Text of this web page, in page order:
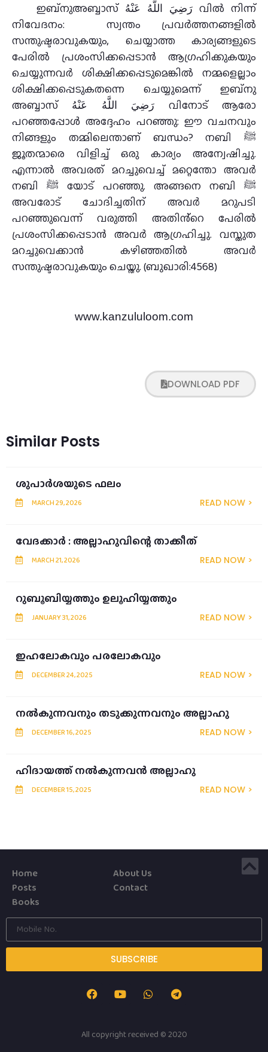
ഇബ്നുഅബ്ബാസ് رَضِيَ اللَّهُ عَنْهُ വിൽ നിന്ന്
നിവേദനം: സ്വന്തം പ്രവർത്തനങ്ങളിൽ
സന്തുഷ്ടരാവുകയും, ചെയ്യാത്ത കാര്യങ്ങളുടെ
പേരിൽ പ്രശംസിക്കപ്പെടാൻ ആഗ്രഹിക്കുകയും
ചെയ്യുന്നവർ ശിക്ഷിക്കപ്പെടുമെങ്കിൽ നമ്മളെല്ലാം
ശിക്ഷിക്കപ്പെടുകതന്നെ ചെയ്യുമെന്ന് ഇബ്നു‌
അബ്ബാസ് رَضِيَ اللَّهُ عَنْهُ വിനോട് ആരോ
പറഞ്ഞപ്പോൾ അദ്ദേഹം പറഞ്ഞു: ഈ വചനവും
നിങ്ങളും തമ്മിലെന്താണ് ബന്ധം? നബി ﷺ
ജൂതന്മാരെ വിളിച്ച് ഒരു കാര്യം അന്വേഷിച്ചു.
എന്നാൽ അവരത് മറച്ചുവെച്ച് മറ്റെന്തോ അവർ
നബി ﷺ യോട് പറഞ്ഞു. അങ്ങനെ നബി ﷺ
അവരോട് ചോദിച്ചതിന് അവർ മറുപടി
പറഞ്ഞുവെന്ന് വരുത്തി അതിൻ്റെ പേരിൽ
പ്രശംസിക്കപ്പെടാൻ അവർ ആഗ്രഹിച്ചു. വസ്തുത
മറച്ചുവെക്കാൻ കഴിഞ്ഞതിൽ അവര്‍
സന്തുഷ്ടരാവുകയും ചെയ്തു. (ബുഖാരി:4568)
www.kanzululoom.com
DOWNLOAD PDF
Similar Posts
ശുപാര്‍ശയുടെ ഫലം
MARCH 29, 2026 READ NOW >
വേദക്കാര്‍ : അല്ലാഹുവിന്റെ താക്കീത്
MARCH 21, 2026 READ NOW >
റുബൂബിയ്യത്തും ഉലൂഹിയ്യത്തും
JANUARY 31, 2026 READ NOW >
ഇഹലോകവും പരലോകവും
DECEMBER 24, 2025 READ NOW >
നൽകുന്നവനും തടുക്കുന്നവനും അല്ലാഹു
DECEMBER 16, 2025 READ NOW >
ഹിദായത്ത് നൽകുന്നവൻ അല്ലാഹു
DECEMBER 15, 2025 READ NOW >
Home
Posts
Books
About Us
Contact
SUBSCRIBE
All copyright received © 2020